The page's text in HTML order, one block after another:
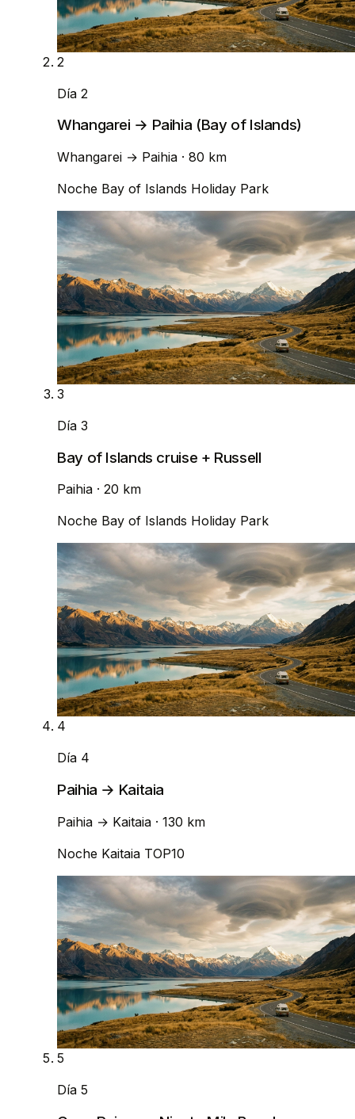
2
Día 2
Whangarei → Paihia (Bay of Islands)
Whangarei → Paihia · 80 km
Noche Bay of Islands Holiday Park
3
Día 3
Bay of Islands cruise + Russell
Paihia · 20 km
Noche Bay of Islands Holiday Park
4
Día 4
Paihia → Kaitaia
Paihia → Kaitaia · 130 km
Noche Kaitaia TOP10
5
Día 5